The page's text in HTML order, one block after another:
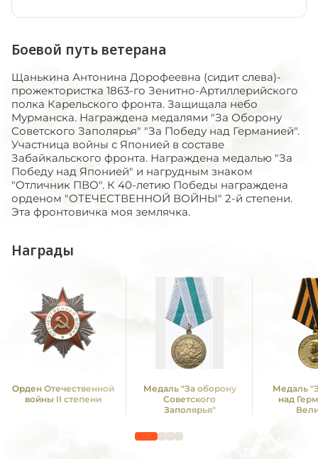
Боевой путь ветерана
Щанькина Антонина Дорофеевна (сидит слева)-
прожектористка 1863-го Зенитно-Артиллерийского
полка Карельского фронта. Защищала небо
Мурманска. Награждена медалями "За Оборону
Советского Заполярья" "За Победу над Германией".
Участница войны с Японией в составе
Забайкальского фронта. Награждена медалью "За
Победу над Японией" и нагрудным знаком
"Отличник ПВО". К 40-летию Победы награждена
орденом "ОТЕЧЕСТВЕННОЙ ВОЙНЫ" 2-й степени.
Эта фронтовичка моя землячка.
Награды
Орден Отечественной
войны II степени
Медаль "За оборону
Советского
Заполярья"
Медаль
над